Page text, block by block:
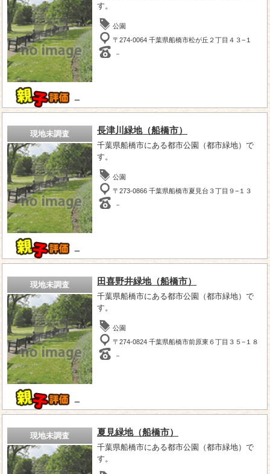
－
す。
公園
〒274-0064 千葉県船橋市松が丘２丁目４３−１
－
現地未調査
－
長津川緑地（船橋市）
千葉県船橋市にある都市公園（都市緑地）で
す。
公園
〒273-0866 千葉県船橋市夏見台３丁目９−１３
－
現地未調査
－
田喜野井緑地（船橋市）
千葉県船橋市にある都市公園（都市緑地）で
す。
公園
〒274-0824 千葉県船橋市前原東６丁目３５−１８
－
現地未調査 夏見緑地（船橋市）
千葉県船橋市にある都市公園（都市緑地）で
す。